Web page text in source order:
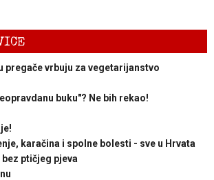
pregače vrbuju za vegetarijanstvo
buku"? Ne bih rekao!
karačina i spolne bolesti - sve u Hrvata
ptičjeg pjeva